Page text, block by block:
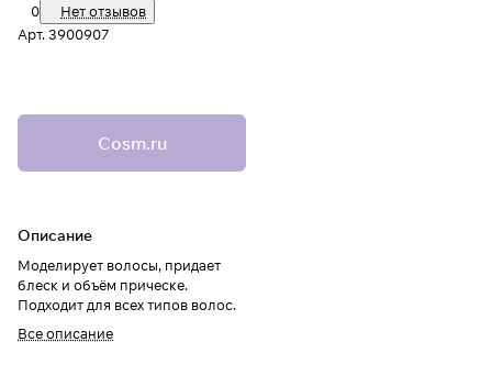
0
Нет отзывов
Арт.3900907
Cosm.ru
Описание
Моделирует волосы, придает
блеск и объём прическе.
Подходит для всех типов волос.
Все описание